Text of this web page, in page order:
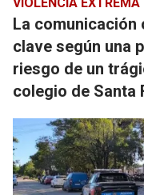
La comunicación
clave según una
riesgo de un
colegio de Santa